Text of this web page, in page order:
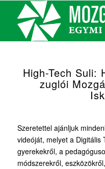
High-Tech Suli:
zuglói
Szeretettel ajánljuk
videóját, melyet a Digitális
gyerekekről, a
módszerekről,